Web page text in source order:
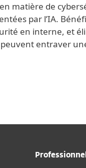
en matière de
par l’IA.
en interne, et
entraver